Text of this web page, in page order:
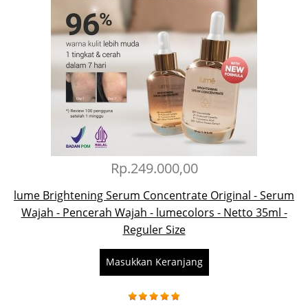
Rp.249.000,00
lume Brightening Serum Concentrate Original - Serum
Wajah - Pencerah Wajah - lumecolors - Netto 35ml -
Reguler Size
Masukkan Keranjang